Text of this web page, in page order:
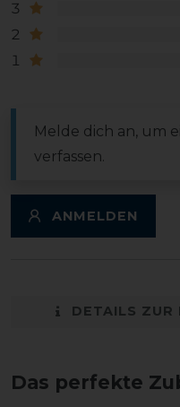
3
2
1
Melde dich an, um
verfassen.
ANMELDEN
DETAILS ZUR
Das perfekte